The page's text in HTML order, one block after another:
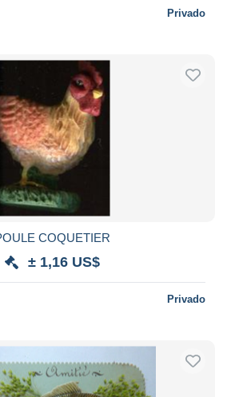
Privado
COQUETIER
± 1,16 US$
Privado